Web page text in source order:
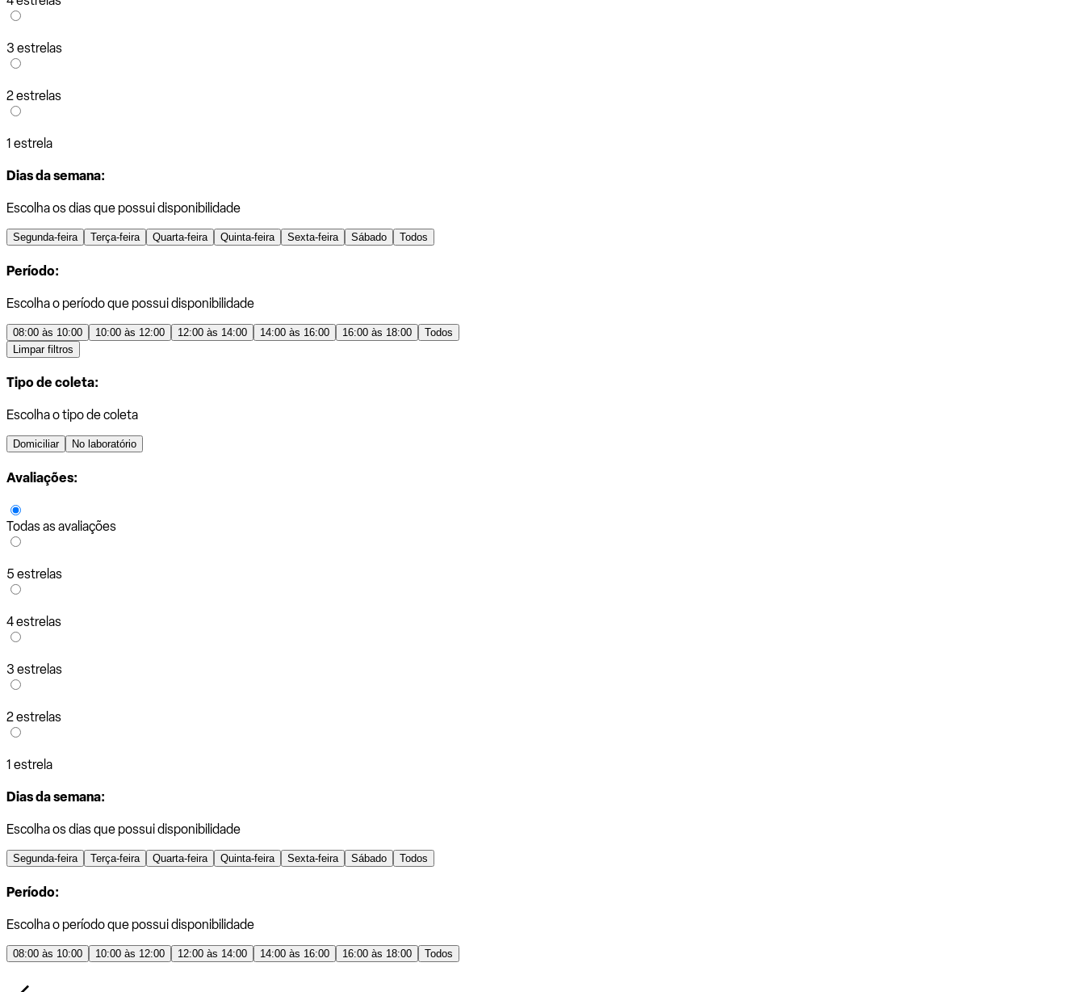
3 estrelas
2 estrelas
1 estrela
Dias da semana:
Escolha os dias que possui disponibilidade
Segunda-feira Terça-feira Quarta-feira Quinta-feira Sexta-feira Sábado Todos
Período:
Escolha o período que possui disponibilidade
08:00 às 10:00 10:00 às 12:00 12:00 às 14:00 14:00 às 16:00 16:00 às 18:00
Todos
Limpar filtros
Tipo de coleta:
Escolha o tipo de coleta
Domiciliar No laboratório
Avaliações:
Todas as avaliações
5 estrelas
4 estrelas
3 estrelas
2 estrelas
1 estrela
Dias da semana:
Escolha os dias que possui disponibilidade
Segunda-feira Terça-feira Quarta-feira Quinta-feira Sexta-feira Sábado Todos
Período:
Escolha o período que possui disponibilidade
08:00 às 10:00 10:00 às 12:00 12:00 às 14:00 14:00 às 16:00 16:00 às 18:00 Todos